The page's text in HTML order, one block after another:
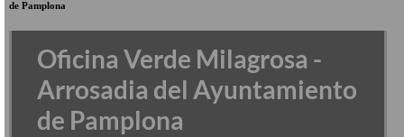
de Pamplona
Oficina Verde Milagrosa -
Arrosadia del Ayuntamiento
de Pamplona